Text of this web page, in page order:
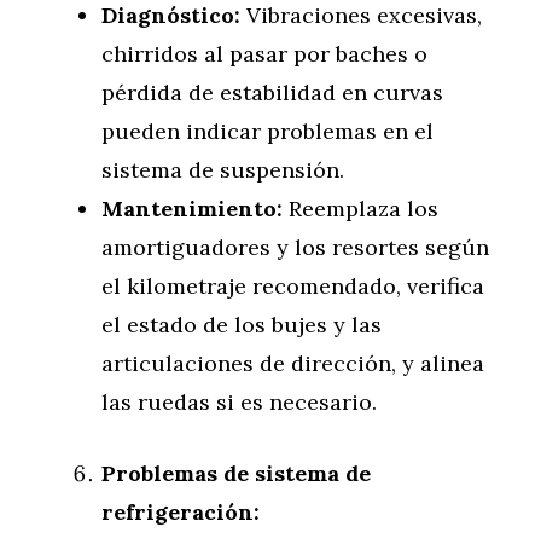
Diagnóstico: Vibraciones excesivas,
chirridos al pasar por baches o
pérdida de estabilidad en curvas
pueden indicar problemas en el
sistema de suspensión.
Mantenimiento: Reemplaza los
amortiguadores y los resortes según
el kilometraje recomendado, verifica
el estado de los bujes y las
articulaciones de dirección, y alinea
las ruedas si es necesario.
Problemas de sistema de
refrigeración: